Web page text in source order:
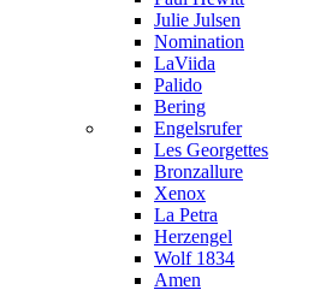
Julie Julsen
Nomination
LaViida
Palido
Bering
Engelsrufer
Les Georgettes
Bronzallure
Xenox
La Petra
Herzengel
Wolf 1834
Amen